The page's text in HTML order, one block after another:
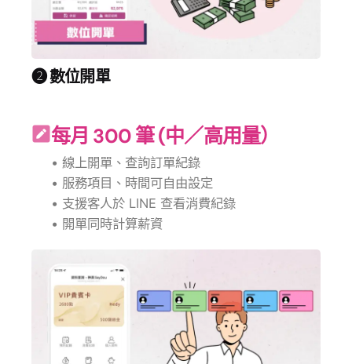
❷ 數位開單
每月 300 筆 (中／高用量）
• 線上開單、查詢訂單紀錄
• 服務項目、時間可自由設定
• 支援客人於 LINE 查看消費紀錄
• 開單同時計算薪資